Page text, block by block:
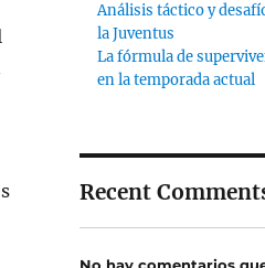
Análisis táctico y
la Juventus
La fórmula de
en la temporada actual
Recent
No hay comentarios